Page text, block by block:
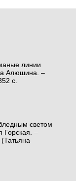
линии
Алюшина. –
с.
светом
Горская. –